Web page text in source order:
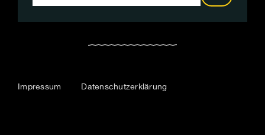
Impressum Datenschutzerklärung